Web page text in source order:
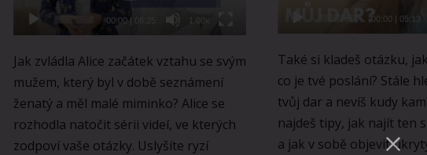
00:00 | 1.00x
Jak zvládla Alice začátek vztahu se svým
mužem, který byl v době seznámení
ženatý a měl malé miminko? Alice se
rozhodla natočit sérii videí, ve kterých
zodpoví vaše otázky. Uslyšíte ryzí
00:00 05:13
Také si kladeš otázku,
co je tvé poslání? Stále
tvůj dar a nevíš kudy
najdeš tipy, jak najít ten
a jak v sobě objevit